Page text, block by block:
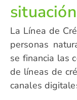
La Línea de
personas
se financia las
de líneas de
canales